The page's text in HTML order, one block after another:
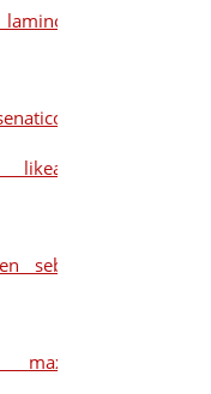
sebo
maxa